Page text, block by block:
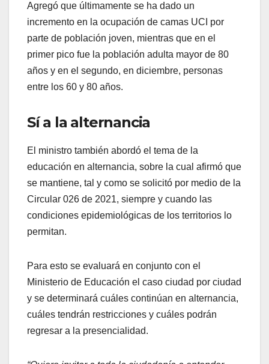
Agregó que últimamente se ha dado un
incremento en la ocupación de camas UCI por
parte de población joven, mientras que en el
primer pico fue la población adulta mayor de 80
años y en el segundo, en diciembre, personas
entre los 60 y 80 años.
Sí a la alternancia
El ministro también abordó el tema de la
educación en alternancia, sobre la cual afirmó que
se mantiene, tal y como se solicitó por medio de la
Circular 026 de 2021, siempre y cuando las
condiciones epidemiológicas de los territorios lo
permitan.
Para esto se evaluará en conjunto con el
Ministerio de Educación el caso ciudad por ciudad
y se determinará cuáles continúan en alternancia,
cuáles tendrán restricciones y cuáles podrán
regresar a la presencialidad.